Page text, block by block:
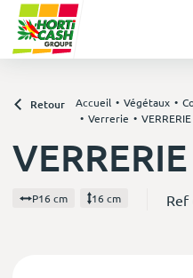
Retour Accueil Végétaux
Verrerie
P16 cm 16 cm Ref